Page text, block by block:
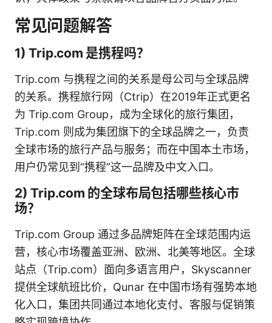
常见问题解答
1) Trip.com 是携程吗？
Trip.com 与携程之间的关系是母公司与全球品牌
的关系。携程旅行网（Ctrip）在2019年正式更名
为 Trip.com Group，成为全球化的旅行集团，
Trip.com 则成为集团旗下的全球品牌之一，负责
全球市场的旅行产品与服务；而在中国本土市场，
用户仍常见到“携程”这一品牌及中文入口。
2) Trip.com 的全球布局包括哪些核心市
场？
Trip.com Group 通过多品牌矩阵在全球范围内运
营，核心市场覆盖亚洲、欧洲、北美等地区。全球
站点（Trip.com）面向多语言用户，Skyscanner
提供全球航班比价，Qunar 在中国市场有强势本地
化入口，集团共同通过本地化支付、客服与促销策